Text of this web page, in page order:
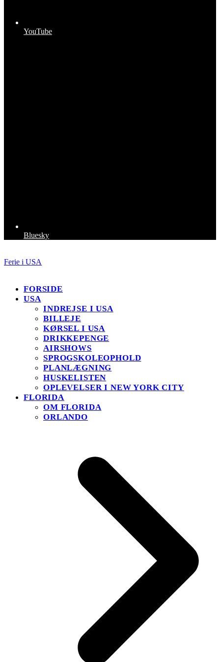
YouTube
Bluesky
Ferie i USA
FORSIDE
USA
INDREJSE I USA
BILLEJE
KØRSEL I USA
DRIKKEPENGE
AIRSHOWS
SPROGSKOLEOPHOLD
PLANLÆGNING
HUSKELISTEN
OPLEVELSER I NEW YORK CITY
FLORIDA
OM FLORIDA
ORLANDO